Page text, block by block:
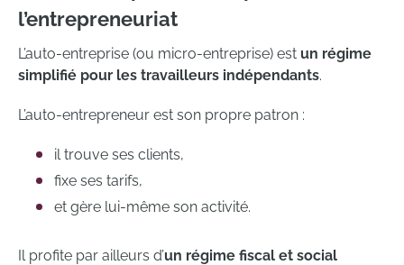
l’entrepreneuriat
L’auto-entreprise (ou micro-entreprise) est un régime
simplifié pour les travailleurs indépendants.
L’auto-entrepreneur est son propre patron :
il trouve ses clients,
fixe ses tarifs,
et gère lui-même son activité.
Il profite par ailleurs d’un régime fiscal et social